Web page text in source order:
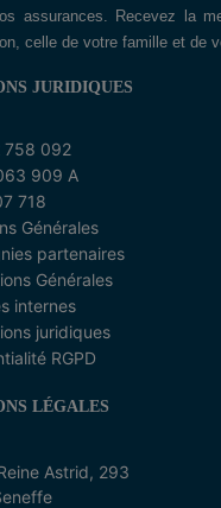
assurances. Recevez la
celle de votre famille et de
JURIDIQUES
758 092
909 A
718
Générales
partenaires
Générales
internes
juridiques
RGPD
LÉGALES
Astrid, 293